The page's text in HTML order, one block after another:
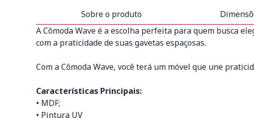
Sobre o produto
A Cômoda Wave é a escolha perfeita para quem busca
com a praticidade de suas gavetas espaçosas.
Com a Cômoda Wave, você terá um móvel que une
Características Principais:
• MDF;
• Pintura UV